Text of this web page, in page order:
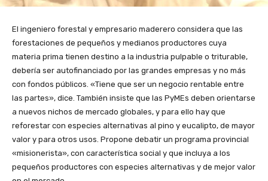
El ingeniero forestal y empresario maderero considera que las
forestaciones de pequeños y medianos productores cuya
materia prima tienen destino a la industria pulpable o triturable,
debería ser autofinanciado por las grandes empresas y no más
con fondos públicos. «Tiene que ser un negocio rentable entre
las partes», dice. También insiste que las PyMEs deben orientarse
a nuevos nichos de mercado globales, y para ello hay que
reforestar con especies alternativas al pino y eucalipto, de mayor
valor y para otros usos. Propone debatir un programa provincial
«misionerista», con característica social y que incluya a los
pequeños productores con especies alternativas y de mejor valor